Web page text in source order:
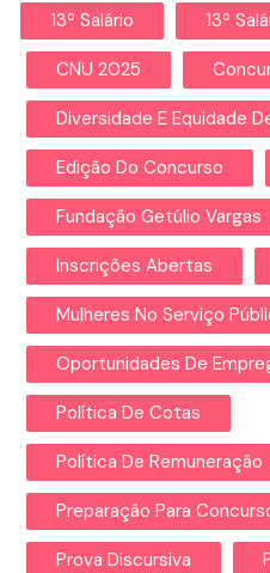
13º Salário 13º
CNU 2025
Diversidade E Equidade
Edição Do Concurso
Fundação Getúlio Vargas
Inscrições Abertas
Mulheres No Serviço
Oportunidades De
Política De Cotas
Política De Remuneração
Preparação Para
Prova Discursiva